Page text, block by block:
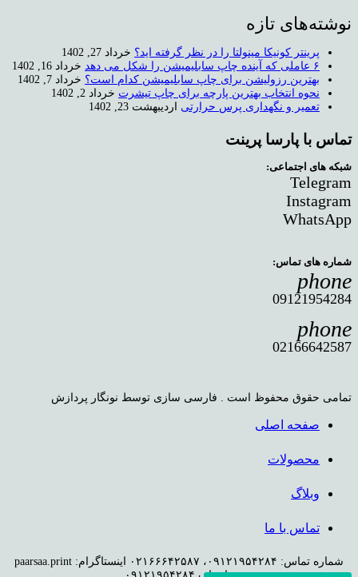
نوشته‌های تازه
پرینتر کونیکا مینولتا را در نظر گرفته اید؟ خرداد 27, 1402
۶ عاملی که آینده چاپ سابلیمیشن را شکل می دهد
خرداد 16, 1402
بهترین رزولیشن برای چاپ سابلیمیشن کدام است؟ خرداد 7, 1402
نحوه انتخاب بهترین پارچه برای چاپ تیشرت خرداد 2, 1402
تعمیر و نگهداری پرس حرارتی
اردیبهشت 23, 1402
تماس با پارسا پرینت
شبکه های اجتماعی:
Telegram
Instagram
WhatsApp
شماره های تماس:
phone
09121954284
phone
02166642587
تمامی حقوق محفوظ است . فارسی سازی توسط نونگار پردازش
صفحه اصلی
محصولات
وبلاگ
تماس با ما
شماره تماس: ۰۹۱۲۱۹۵۴۲۸۴، ۰۲۱۶۶۶۴۲۵۸۷ اینستاگرام: paarsaa.print